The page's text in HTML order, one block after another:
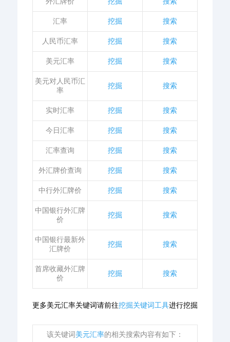
汇率 挖掘 搜索
人民币汇率 挖掘 搜索
美元汇率 挖掘 搜索
美元对人民币汇
率
挖掘 搜索
实时汇率 挖掘 搜索
今日汇率 挖掘 搜索
汇率查询 挖掘 搜索
外汇牌价查询 挖掘 搜索
中行外汇牌价 挖掘 搜索
中国银行外汇牌
价
挖掘 搜索
中国银行最新外
汇牌价
挖掘 搜索
首席收藏外汇牌
价
挖掘 搜索
更多美元汇率关键词请前往挖掘关键词工具进行挖掘
该关键词美元汇率的相关搜索内容有如下：